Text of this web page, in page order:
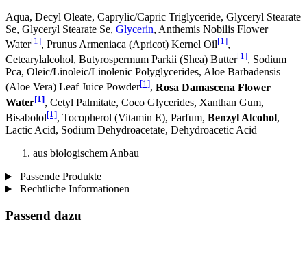
Aqua, Decyl Oleate, Caprylic/Capric Triglyceride, Glyceryl Stearate
Se, Glyceryl Stearate Se, Glycerin, Anthemis Nobilis Flower
Water[1], Prunus Armeniaca (Apricot) Kernel Oil[1],
Cetearylalcohol, Butyrospermum Parkii (Shea) Butter[1], Sodium
Pca, Oleic/Linoleic/Linolenic Polyglycerides, Aloe Barbadensis
(Aloe Vera) Leaf Juice Powder[1], Rosa Damascena Flower
Water[1], Cetyl Palmitate, Coco Glycerides, Xanthan Gum,
Bisabolol[1], Tocopherol (Vitamin E), Parfum, Benzyl Alcohol,
Lactic Acid, Sodium Dehydroacetate, Dehydroacetic Acid
aus biologischem Anbau
Passende Produkte
Rechtliche Informationen
Passend dazu